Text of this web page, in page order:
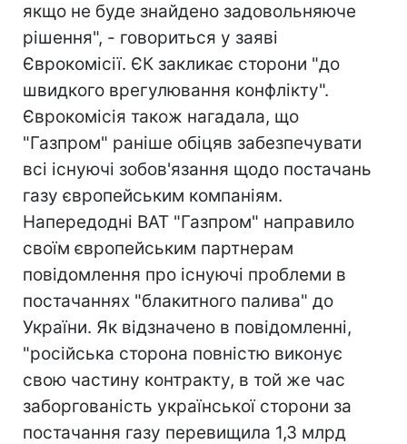
якщо не буде знайдено задовольняюче
рішення", - говориться у заяві
Єврокомісії. ЄК закликає сторони "до
швидкого врегулювання конфлікту".
Єврокомісія також нагадала, що
"Газпром" раніше обіцяв забезпечувати
всі існуючі зобов'язання щодо постачань
газу європейським компаніям.
Напередодні ВАТ "Газпром" направило
своїм європейським партнерам
повідомлення про існуючі проблеми в
постачаннях "блакитного палива" до
України. Як відзначено в повідомленні,
"російська сторона повністю виконує
свою частину контракту, в той же час
заборгованість української сторони за
постачання газу перевищила 1,3 млрд